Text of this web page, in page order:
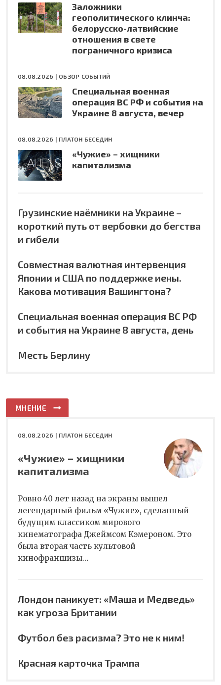
Заложники
геополитического клинча:
белорусско-латвийские
отношения в свете
пограничного кризиса
08.08.2026 | ОБЗОР СОБЫТИЙ
Специальная военная
операция ВС РФ и события на
Украине 8 августа, вечер
08.08.2026 | ПЛАТОН БЕСЕДИН
«Чужие» – хищники
капитализма
Грузинские наёмники на Украине –
короткий путь от вербовки до бегства
и гибели
Совместная валютная интервенция
Японии и США по поддержке иены.
Какова мотивация Вашингтона?
Специальная военная операция ВС РФ
и события на Украине 8 августа, день
Месть Берлину
МНЕНИЕ
08.08.2026 | ПЛАТОН БЕСЕДИН
«Чужие» – хищники
капитализма
Ровно 40 лет назад на экраны вышел
легендарный фильм «Чужие», сделанный
будущим классиком мирового
кинематографа Джеймсом Кэмероном. Это
была вторая часть культовой
кинофраншизы…
Лондон паникует: «Маша и Медведь»
как угроза Британии
Футбол без расизма? Это не к ним!
Красная карточка Трампа